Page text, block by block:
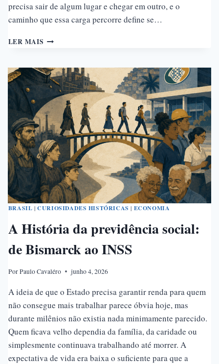
precisa sair de algum lugar e chegar em outro, e o
caminho que essa carga percorre define se…
LER MAIS RIO
IMPORTÂNCIA
ECONÔMICA
E
A
VANTAGEM
DAS
HIDROVIAS
BRASIL |CURIOSIDADES HISTÓRICAS | ECONOMIA
A História da previdência social:
de Bismarck ao INSS
PorPaulo Cavaléro junho 4, 2026
A ideia de que o Estado precisa garantir renda para quem
não consegue mais trabalhar parece óbvia hoje, mas
durante milênios não existia nada minimamente parecido.
Quem ficava velho dependia da família, da caridade ou
simplesmente continuava trabalhando até morrer. A
expectativa de vida era baixa o suficiente para que a